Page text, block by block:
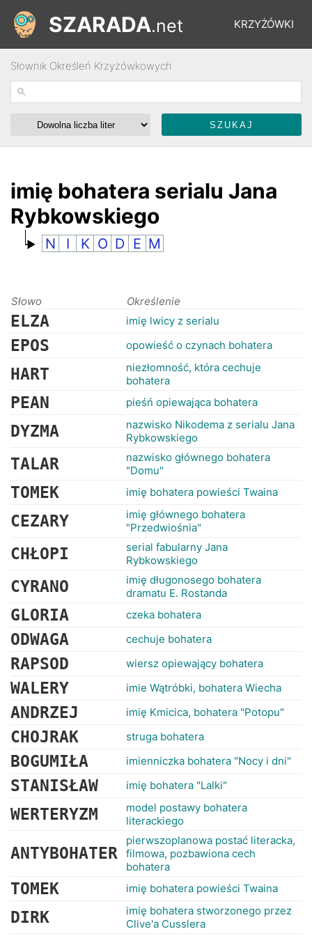
KRZYŻÓWKI
ŁAMIGŁÓWKI
SZARADA.net
Słownik Określeń Krzyżówkowych
imię bohatera serialu Jana
Rybkowskiego
N I K O D E M
Słowo Określenie
ELZA imię lwicy z serialu
EPOS opowieść o czynach bohatera
HART
niezłomność, która cechuje
bohatera
PEAN pieśń opiewająca bohatera
DYZMA
nazwisko Nikodema z serialu Jana
Rybkowskiego
TALAR
nazwisko głównego bohatera
"Domu"
TOMEK imię bohatera powieści Twaina
CEZARY
imię głównego bohatera
"Przedwiośnia"
CHŁOPI
serial fabularny Jana
Rybkowskiego
CYRANO
imię długonosego bohatera
dramatu E. Rostanda
GLORIA czeka bohatera
ODWAGA cechuje bohatera
RAPSOD wiersz opiewający bohatera
WALERY imie Wątróbki, bohatera Wiecha
ANDRZEJ imię Kmicica, bohatera "Potopu"
CHOJRAK struga bohatera
BOGUMIŁA imienniczka bohatera "Nocy i dni"
STANISŁAW imię bohatera "Lalki"
WERTERYZM
model postawy bohatera
literackiego
ANTYBOHATER
pierwszoplanowa postać literacka,
filmowa, pozbawiona cech
bohatera
TOMEK imię bohatera powieści Twaina
DIRK
imię bohatera stworzonego przez
Clive'a Cusslera